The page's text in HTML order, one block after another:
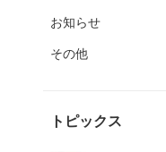
お知らせ
その他
トピックス